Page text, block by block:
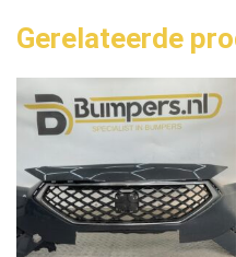
Gerelateerde